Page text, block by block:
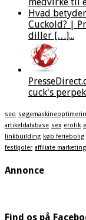
medvirke til
Hvad
Cuckold? |
diller […]...
cuck's
seo
artikeldatabase sex erotik
linkbuilding køb feriebolig
festkjoler affiliate marketing
Annonce
Find os på